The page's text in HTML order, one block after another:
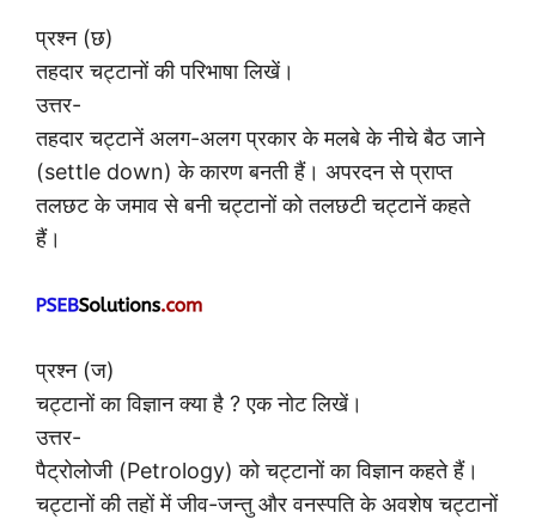
प्रश्न (छ)
तहदार चट्टानों की परिभाषा लिखें।
उत्तर-
तहदार चट्टानें अलग-अलग प्रकार के मलबे के नीचे बैठ जाने
(settle down) के कारण बनती हैं। अपरदन से प्राप्त
तलछट के जमाव से बनी चट्टानों को तलछटी चट्टानें कहते
हैं।
प्रश्न (ज)
चट्टानों का विज्ञान क्या है ? एक नोट लिखें।
उत्तर-
पैट्रोलोजी (Petrology) को चट्टानों का विज्ञान कहते हैं।
चट्टानों की तहों में जीव-जन्तु और वनस्पति के अवशेष चट्टानों